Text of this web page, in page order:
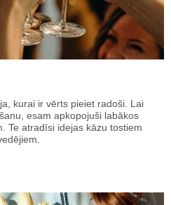
kurai ir vērts pieiet radoši. Lai
esam apkopojuši labākos
Te atradīsi idejas kāzu tostiem